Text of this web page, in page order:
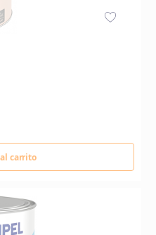
carrito